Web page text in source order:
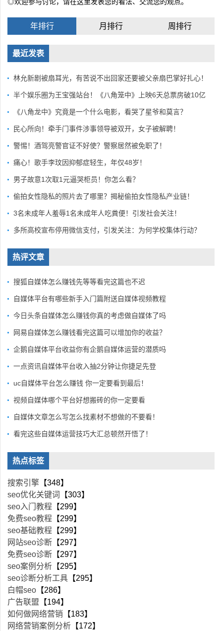
◎欢迎参与讨论，请在这里发表您的看法、交流您的观点。
年排行 月排行 周排行
最近发表
林允新剧被扇耳光，有苦说不出回家还要被父亲扇巴掌好扎心！
半个娱乐圈为王宝强站台！《八角笼中》上映6天总票房破10亿
《八角龙中》究竟是一个什么电影，看哭了星爷和莫言？
民心所向！牵手门事件涉事领导被双开，女子被解聘！
警惕！酒驾亮警官证不好使？警察居然被免职了！
痛心！歌手李玟因抑郁症轻生，年仅48岁！
男子故意1次取1元逼哭柜员！你怎么看？
偷拍女性隐私的照片去了哪里？揭秘偷拍女性隐私产业链！
3名未成年人羞辱1名未成年人吃粪便！引发社会关注！
多所高校宣布停用微信支付，引发关注：为何学校集体行动？
热评文章
搜狐自媒体怎么赚钱先等等看完这篇也不迟
自媒体平台有哪些新手入门篇附送自媒体视频教程
今日头条自媒体怎么赚钱你真的考虑做自媒体了吗
网易自媒体怎么赚钱看完这篇可以增加你的收益？
企鹅自媒体平台收益你有企鹅自媒体运营的潜质吗
一点资讯自媒体平台收入抽2分钟让你捷足先登
uc自媒体平台怎么赚钱 你一定要看到最后！
视频自媒体哪个平台好想搬砖的你一定要看
自媒体文章怎么写怎么找素材不想做的不要看！
看完这些自媒体运营技巧大汇总顿然开悟了！
热点标签
搜索引擎 【348】
seo优化关键词
【303】
seo入门教程 【299】
免费seo教程 【299】
seo基础教程 【299】
网站seo诊断 【297】
免费seo诊断 【297】
seo案例分析 【295】
seo诊断分析工具 【295】
白帽seo 【286】
广告联盟 【194】
如何做网络营销 【183】
网络营销案例分析 【172】